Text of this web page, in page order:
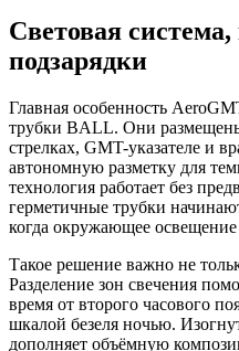
Световая система,
подзарядки
Главная особенность
трубки BALL. Они
стрелках, GMT-указателе и
автономную разметку для
технология работает без
герметичные трубки
когда окружающее освещение
Такое решение важно не
Разделение зон свечения
время от второго часового
шкалой безеля ночью.
дополняет объёмную